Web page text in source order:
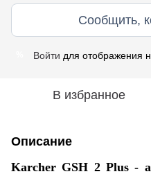
Сообщить,
Войти для отображения
В избранное
Описание
Karcher GSH 2 Plus -